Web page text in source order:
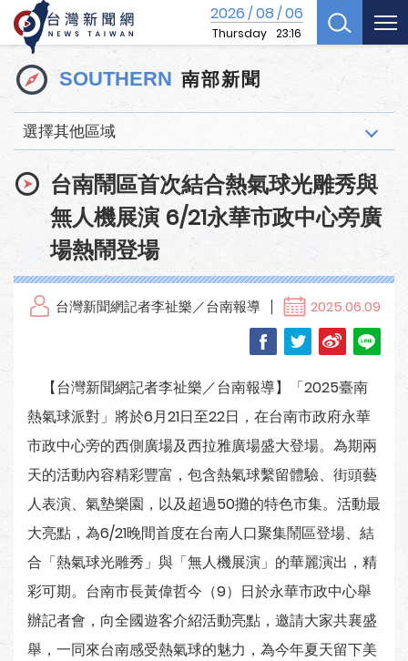
2026/08/06
Thursday 23:16
SOUTHERN 南部新聞
選擇其他區域
台南鬧區首次結合熱氣球光雕秀與
無人機展演 6/21永華市政中心旁廣
場熱鬧登場
台灣新聞網記者李祉樂／台南報導 2025.06.09
【台灣新聞網記者李祉樂／台南報導】「2025臺南
熱氣球派對」將於6月21日至22日，在台南市政府永華
市政中心旁的西側廣場及西拉雅廣場盛大登場。為期兩
天的活動內容精彩豐富，包含熱氣球繫留體驗、街頭藝
人表演、氣墊樂園，以及超過50攤的特色市集。活動最
大亮點，為6/21晚間首度在台南人口聚集鬧區登場、結
合「熱氣球光雕秀」與「無人機展演」的華麗演出，精
彩可期。台南市長黃偉哲今（9）日於永華市政中心舉
辦記者會，向全國遊客介紹活動亮點，邀請大家共襄盛
舉，一同來台南感受熱氣球的魅力，為今年夏天留下美